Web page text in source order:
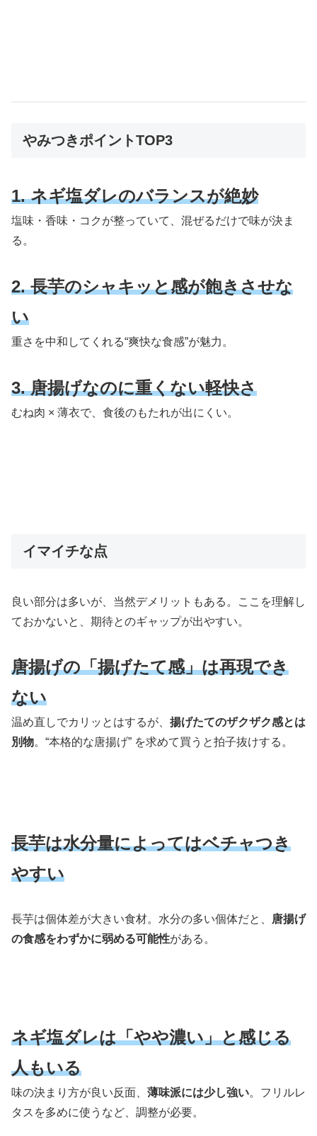
やみつきポイントTOP3
1. ネギ塩ダレのバランスが絶妙
塩味・香味・コクが整っていて、混ぜるだけで味が決ま
る。
2. 長芋のシャキッと感が飽きさせな
い
重さを中和してくれる“爽快な食感”が魅力。
3. 唐揚げなのに重くない軽快さ
むね肉 × 薄衣で、食後のもたれが出にくい。
イマイチな点
良い部分は多いが、当然デメリットもある。ここを理解し
ておかないと、期待とのギャップが出やすい。
唐揚げの「揚げたて感」は再現でき
ない
温め直しでカリッとはするが、 揚げたてのザクザク感とは
別物。“本格的な唐揚げ” を求めて買うと拍子抜けする。
長芋は水分量によってはベチャつき
やすい
長芋は個体差が大きい食材。水分の多い個体だと、
唐揚げ
の食感をわずかに弱める可能性がある。
ネギ塩ダレは「やや濃い」と感じる
人もいる
味の決まり方が良い反面、 薄味派には少し強い。フリルレ
タスを多めに使うなど、調整が必要。